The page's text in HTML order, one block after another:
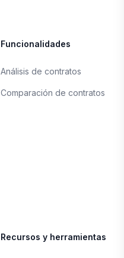
Funcionalidades
Análisis de contratos
Comparación de contratos
Recursos y herramientas